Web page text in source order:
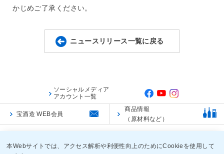
かじめご了承ください。
ニュースリリース一覧に戻る
ソーシャルメディア
アカウント一覧
宝酒造 WEB会員
商品情報
（原材料など）
本Webサイトでは、アクセス解析や利便性向上のためにCookieを使用して